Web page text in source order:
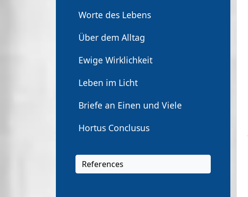
Worte des Lebens
Über dem Alltag
Ewige Wirklichkeit
Leben im Licht
Briefe an Einen und Viele
Hortus Conclusus
References